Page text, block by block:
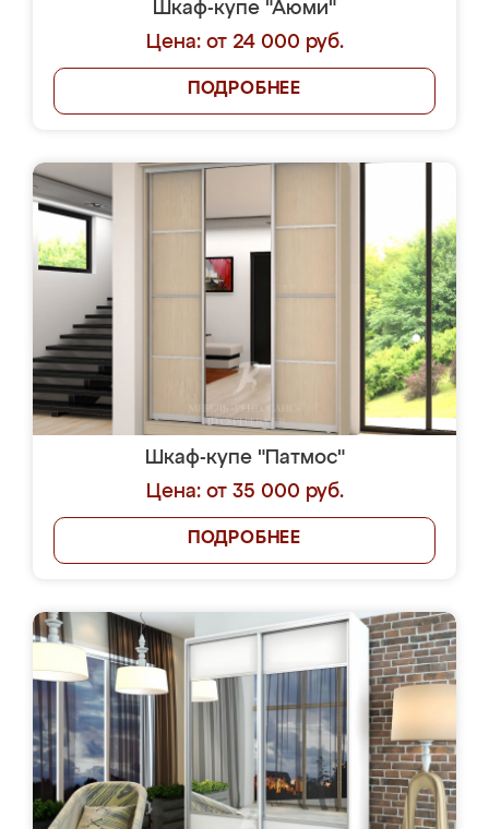
Шкаф-купе "Аюми"
Цена: от 24 000 руб.
ПОДРОБНЕЕ
Шкаф-купе "Патмос"
Цена: от 35 000 руб.
ПОДРОБНЕЕ